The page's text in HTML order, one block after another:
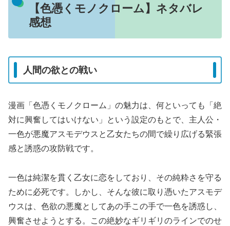
【色憑くモノクローム】ネタバレ
感想
人間の欲との戦い
漫画「色憑くモノクローム」の魅力は、何といっても「絶
対に興奮してはいけない」という設定のもとで、主人公・
一色が悪魔アスモデウスと乙女たちの間で繰り広げる緊張
感と誘惑の攻防戦です。
一色は純潔を貫く乙女に恋をしており、その純粋さを守る
ために必死です。しかし、そんな彼に取り憑いたアスモデ
ウスは、色欲の悪魔としてあの手この手で一色を誘惑し、
興奮させようとする。この絶妙なギリギリのラインでのせ